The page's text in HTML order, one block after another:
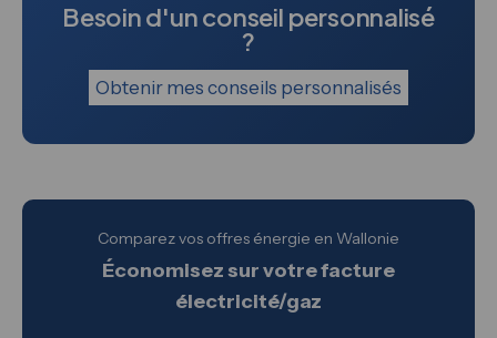
Besoin d'un conseil personnalisé
?
Obtenir mes conseils personnalisés
Comparez vos offres énergie en Wallonie
Économisez sur votre facture
électricité/gaz